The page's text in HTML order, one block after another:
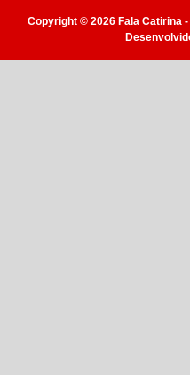
Copyright © 2026 Fala Catirina